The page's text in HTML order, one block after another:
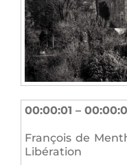
00:00:01 –
François de
Libération